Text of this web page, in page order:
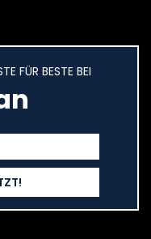
FÜR BESTE BEI